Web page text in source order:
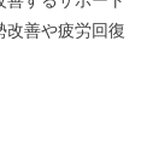
改善や疲労回復